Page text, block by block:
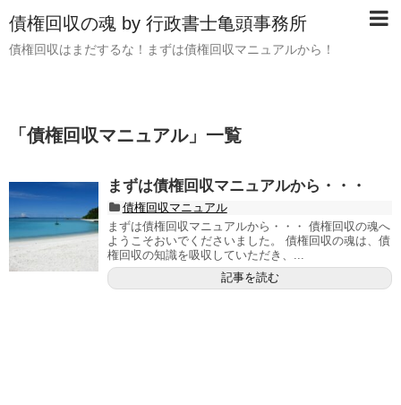
債権回収の魂 by 行政書士亀頭事務所
債権回収はまだするな！まずは債権回収マニュアルから！
「 債権回収マニュアル」 一覧
まずは債権回収マニュアルから・・・
債権回収マニュアル
まずは債権回収マニュアルから・・・ 債権回収の魂へ
ようこそおいでくださいました。 債権回収の魂は、債
権回収の知識を吸収していただき、...
記事を読む